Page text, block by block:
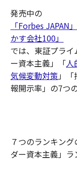
発売中の
「Forbes
かす会社100」
では、東証プラ
ー資本主義」「人
気候変動対策 」
報開示率」の7つ
７つのランキン
ダー資本主義」ラ